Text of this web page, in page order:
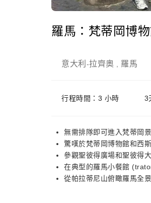
羅馬：梵蒂岡博
意大利 -拉齊奧 羅馬
行程時間：3 小時 3
無需排隊即可進入梵蒂岡
驚嘆於梵蒂岡博物館和西
參觀聖彼得廣場和聖彼得
在典型的羅馬小餐館
從帕拉蒂尼山俯瞰羅馬全景